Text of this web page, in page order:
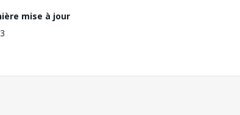
mise à jour